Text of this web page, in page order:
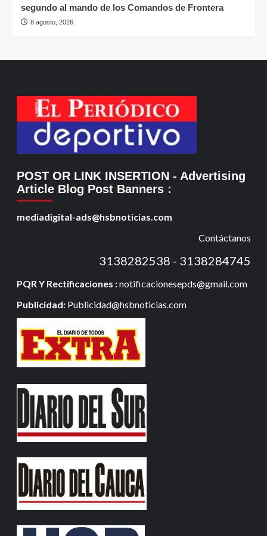
segundo al mando de los Comandos de Frontera
8 agosto, 2026
POST OR LINK INSERTION - Advertising
Article Blog Post Banners :
mediadigital-ads@hsbnoticias.com
Contáctanos
3138282538 - 3138284745
PQR Y Rectificaciones :notificacionesepds@gmail.com
Publicidad: Publicidad@hsbnoticias.com